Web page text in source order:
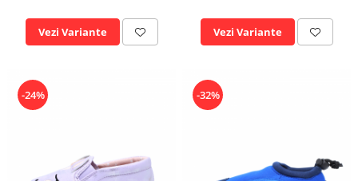
Vezi Variante Vezi Variante
-24% -32%